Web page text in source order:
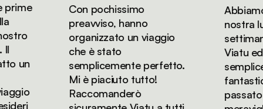
un
Con pochissimo
preavviso, hanno
organizzato un viaggio
che è stato
semplicemente perfetto.
Mi è piaciuto tutto!
Raccomanderò
Abbiamo
nostra
Viatu ed
passato